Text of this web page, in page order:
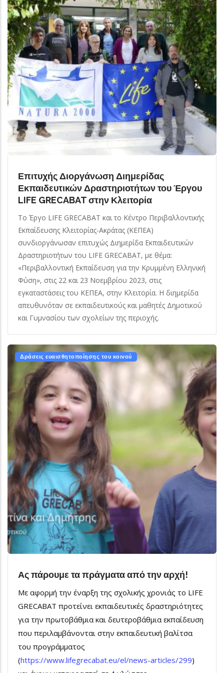
Επιτυχής Διοργάνωση Διημερίδας
Εκπαιδευτικών Δραστηριοτήτων του Έργου
LIFE GRECABAT στην Κλειτορία
Το Έργο LIFE GRECABAT και το Κέντρο Περιβαλλοντικής
Εκπαίδευσης Κλειτορίας-Ακράτας (ΚΕΠΕΑ)
συνδιοργάνωσαν επιτυχώς Διημερίδα Εκπαιδευτικών
Δραστηριοτήτων του LIFE GRECABAT, με θέμα:
«Περιβαλλοντική Εκπαίδευση για την Κρυμμένη Ελληνική
Φύση», στις 22 και 23 Νοεμβρίου 2023, στις
εγκαταστάσεις του ΚΕΠΕΑ, στην Κλειτορία. Η διημερίδα
απευθυνόταν σε εκπαιδευτικούς και μαθητές Δημοτικού
και Γυμνασίου των σχολείων της περιοχής.
Δράσεις ευαισθητοποίησης του κοινού
Ας πάρουμε τα πράγματα από την αρχή!
Με αφορμή την έναρξη της σχολικής χρονιάς το LIFE
GRECABAT προτείνει εκπαιδευτικές δραστηριότητες
για την πρωτοβάθμια και δευτεροβάθμια εκπαίδευση
που περιλαμβάνονται στην εκπαιδευτική βαλίτσα
του προγράμματος
(https://www.lifegrecabat.eu/el/news-articles/299)